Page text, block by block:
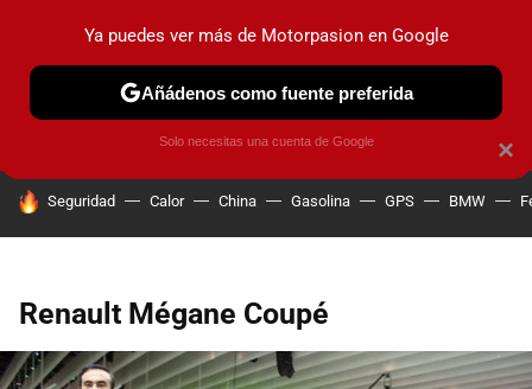
PRUEBAS COCHES ELÉCTRICOS OBSERVATORIO
HOY SE HABLA DE
Seguridad Calor China Gasolina GPS BMW
Renault Mégane Coupé
×
Ya puedes ver más de Motorpasion en Google
Añádenos como fuente preferida
Solo necesitas una cuenta de Google